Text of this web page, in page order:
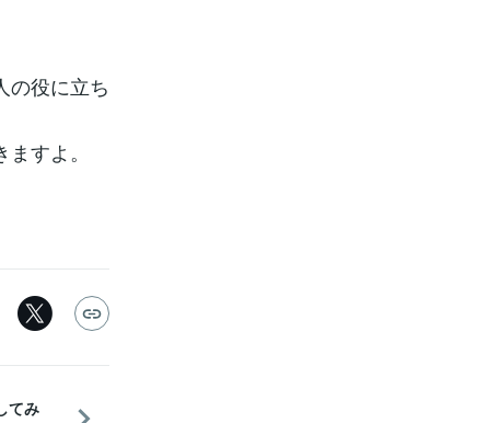
の役に立ち
すよ。
てみ